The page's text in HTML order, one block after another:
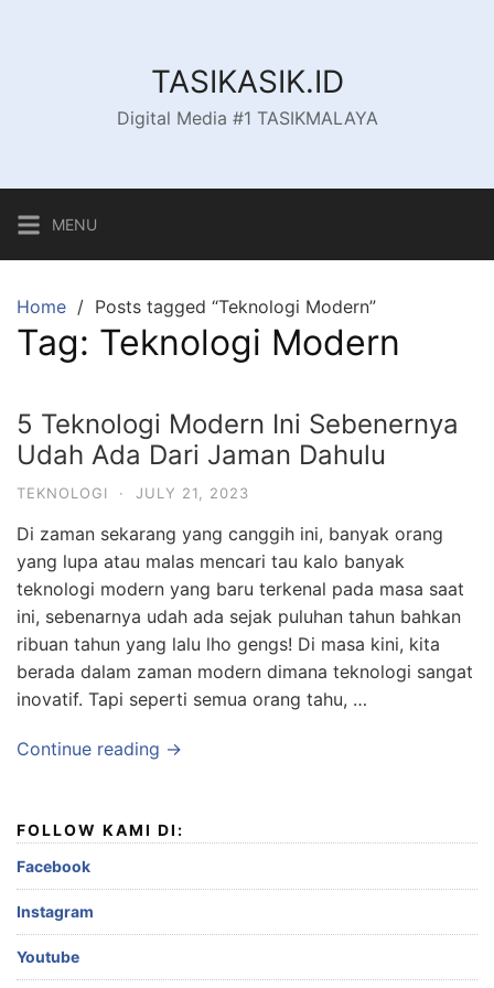
TASIKASIK.ID
Digital Media #1 TASIKMALAYA
MENU
Home Posts tagged “Teknologi Modern”
Tag: Teknologi Modern
5 Teknologi Modern Ini Sebenernya
Udah Ada Dari Jaman Dahulu
TEKNOLOGI · JULY 21, 2023
Di zaman sekarang yang canggih ini, banyak orang
yang lupa atau malas mencari tau kalo banyak
teknologi modern yang baru terkenal pada masa saat
ini, sebenarnya udah ada sejak puluhan tahun bahkan
ribuan tahun yang lalu lho gengs! Di masa kini, kita
berada dalam zaman modern dimana teknologi sangat
inovatif. Tapi seperti semua orang tahu, …
Continue reading →
FOLLOW KAMI DI:
Facebook
Instagram
Youtube